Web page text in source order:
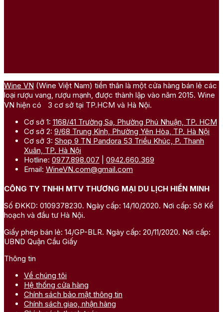
Wine VN (Wine Việt Nam) tiền thân là một cửa hàng bán lẻ các
loại rượu vang, rượu mạnh, được thành lập vào năm 2015. Wine
VN hiện có 3 cơ sở tại TP.HCM và Hà Nội.
Cơ sở 1: 1168/41 Trường Sa, Phường Phú Nhuận, TP. HCM
Cơ sở 2: 9/68 Trung Kính, Phường Yên Hòa, TP. Hà Nội
Cơ sở 3: Shop 9 TN Pandora 53 Triều Khúc, P. Thanh
Xuân, TP. Hà Nội
Hotline: 0977.898.007
0942.660.369
Email: WineVN.com@gmail.com
CÔNG TY TNHH MTV THƯƠNG MẠI DU LỊCH HIỀN MINH
Số ĐKKD: 0109378230. Ngày cấp: 14/10/2020. Nơi cấp: Sở Kế
hoạch và đầu tư Hà Nội.
Giấy phép bán lẻ: 14/GP-BLR. Ngày cấp: 20/11/2020. Nơi cấp:
UBND Quận Cầu Giấy
Thông tin
Về chúng tôi
Hệ thống cửa hàng
Chính sách bảo mật thông tin
Chính sách giao, nhận hàng